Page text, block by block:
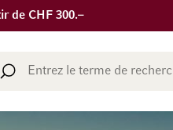
de CHF 300.–
Chercher